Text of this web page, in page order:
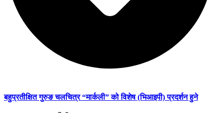
बहुप्रतीक्षित गुरुङ चलचित्र “मार्कली” को विशेष (भिआइपी) प्रदर्शन हुने